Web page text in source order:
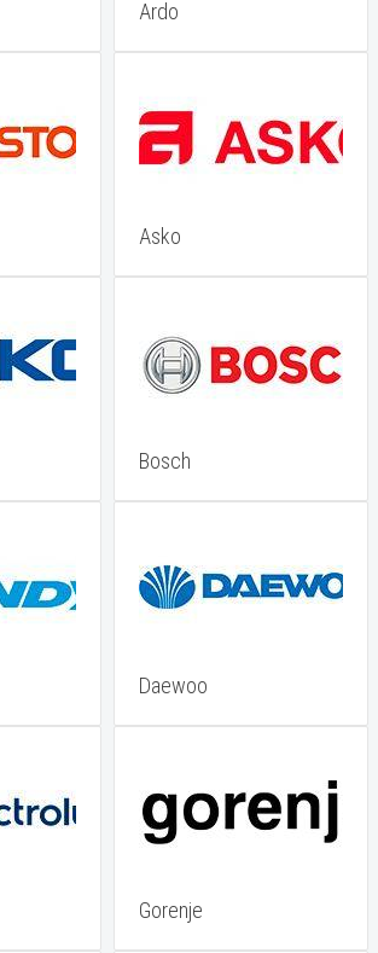
Ardo
Asko
Bosch
Daewoo
Gorenje